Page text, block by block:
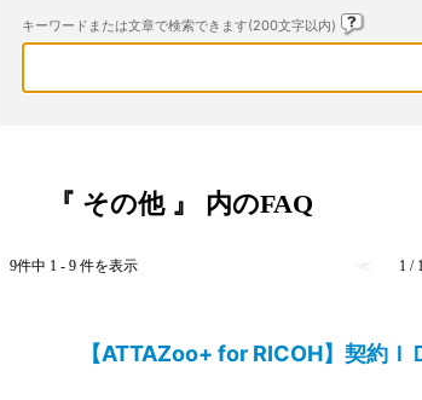
キーワードまたは文章で検索できます(200文字以内)
『 その他 』 内のFAQ
9件中 1 - 9 件を表示 ≪ 1 /
【ATTAZoo+ for RICOH】契